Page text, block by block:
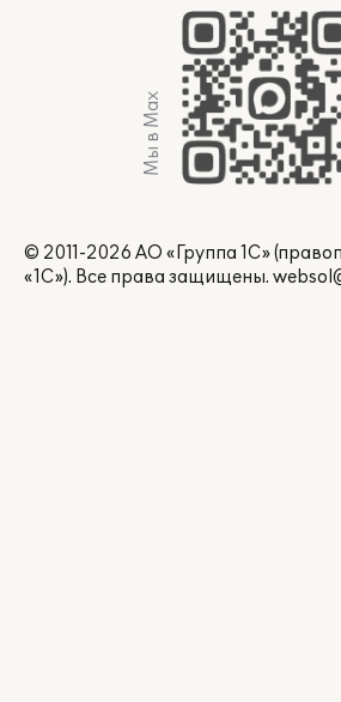
Мы в Max
© 2011-2026 АО «Группа 1С»
«1С»). Все права защищены.